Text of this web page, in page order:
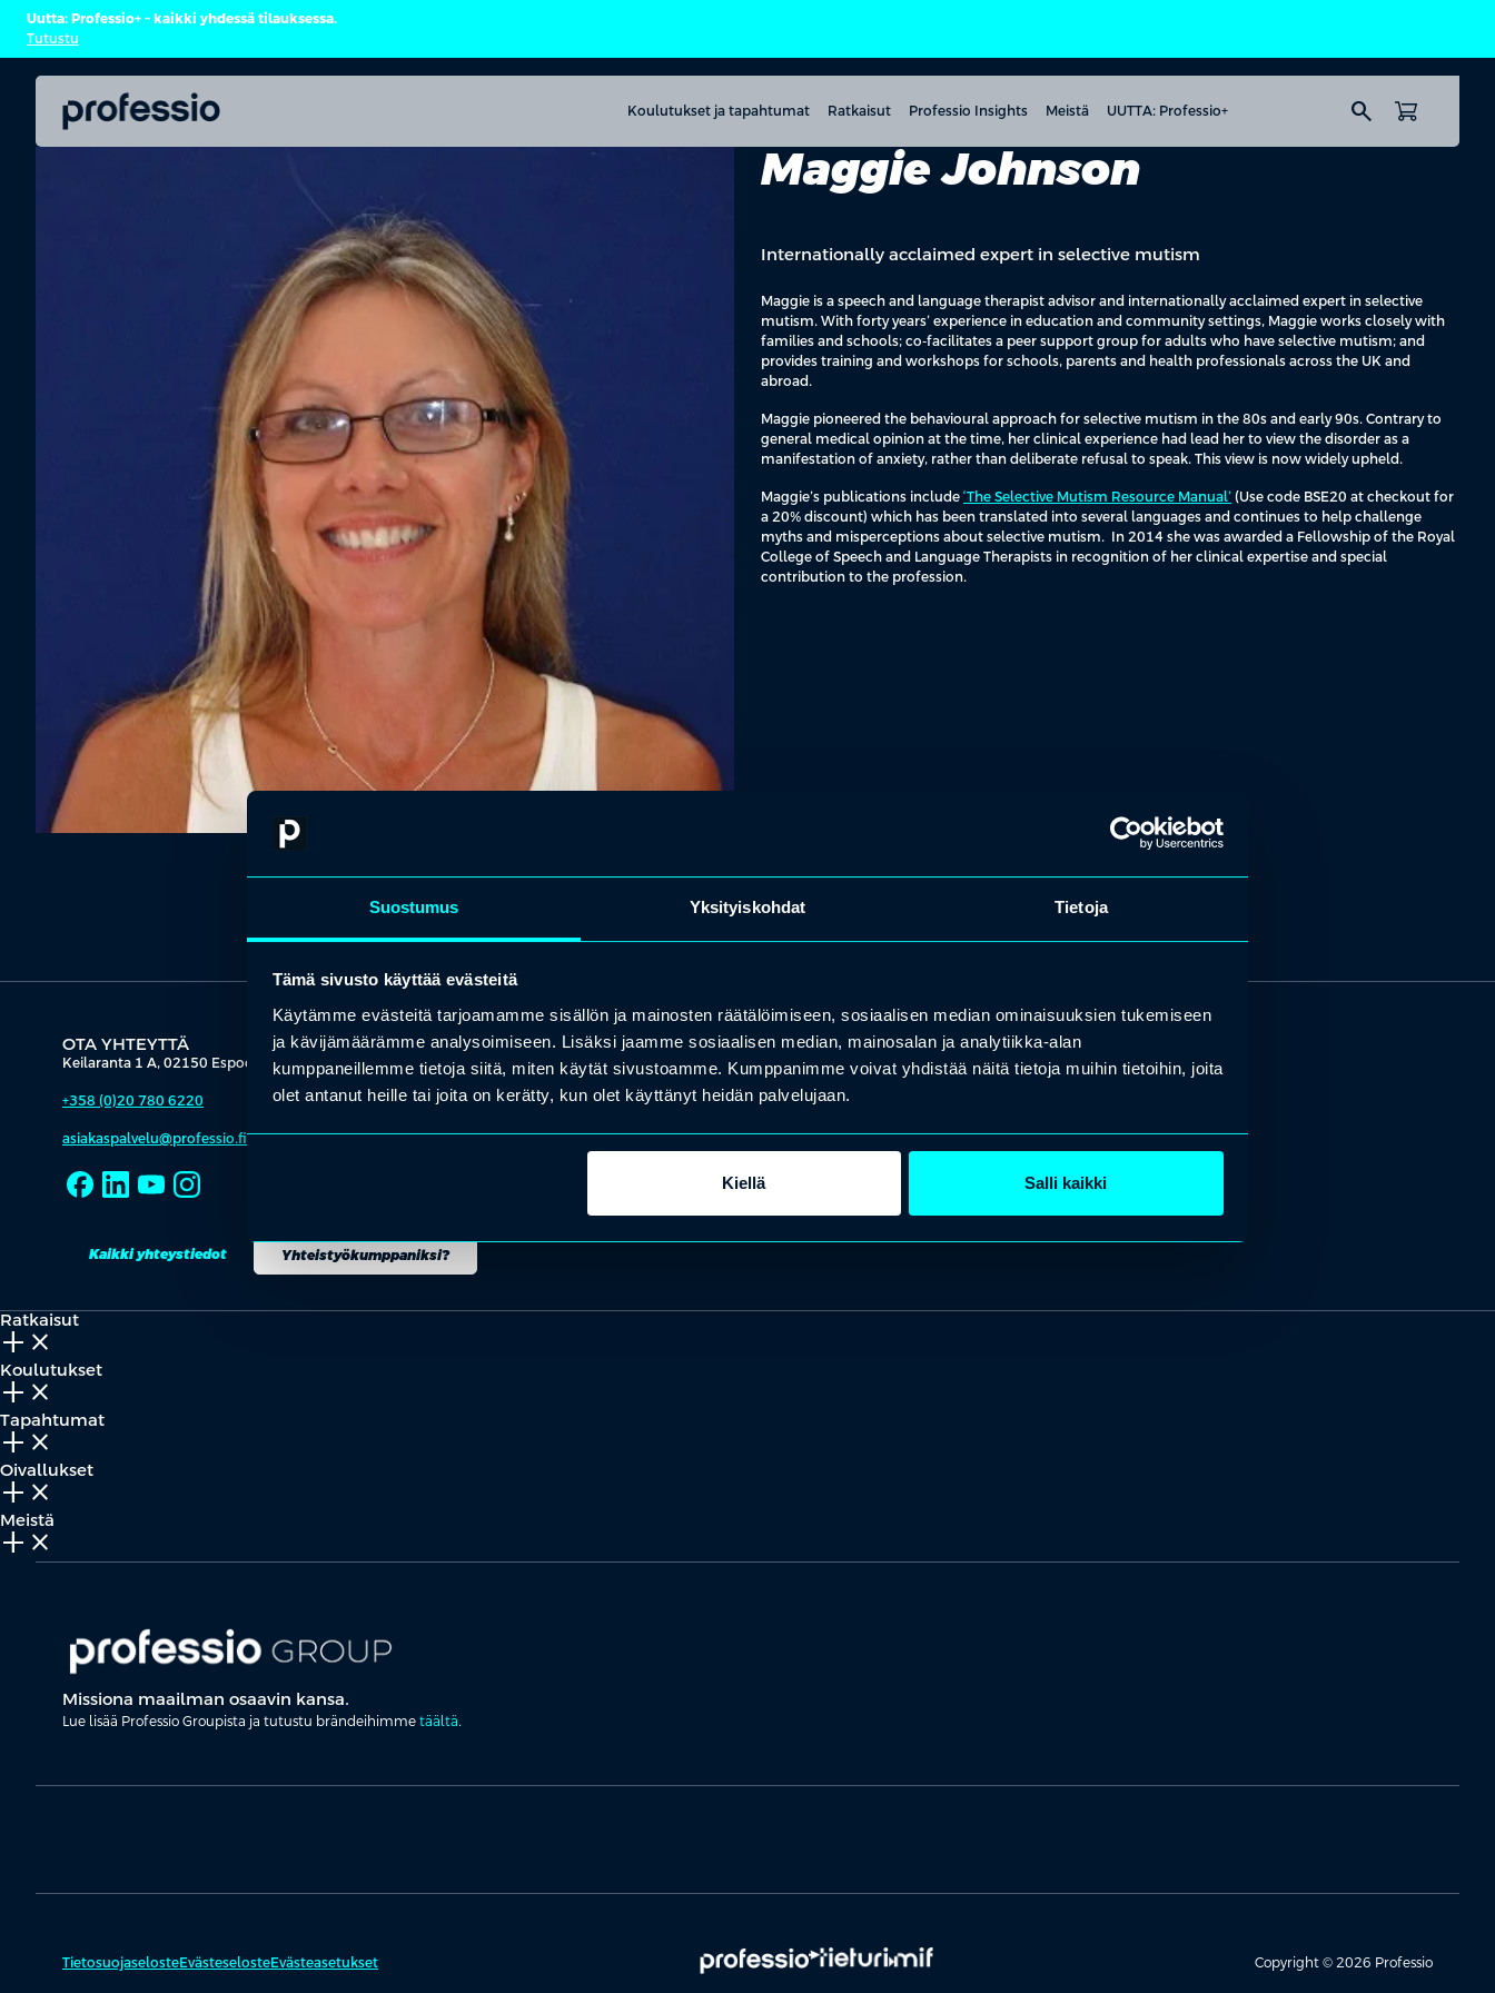
Suostumus Yksityiskohdat Tietoja
Tämä sivusto käyttää evästeitä
Käytämme evästeitä tarjoamamme sisällön ja mainosten räätälöimiseen, sosiaalisen median ominaisuuksien tukemiseen
ja kävijämäärämme analysoimiseen. Lisäksi jaamme sosiaalisen median, mainosalan ja analytiikka-alan
kumppaneillemme tietoja siitä, miten käytät sivustoamme. Kumppanimme voivat yhdistää näitä tietoja muihin tietoihin, joita
olet antanut heille tai joita on kerätty, kun olet käyttänyt heidän palvelujaan.
Kiellä Salli kaikki
Uutta: Professio+ – kaikki yhdessä tilauksessa.
Tutustu
Koulutukset ja tapahtumat Ratkaisut Professio Insights Meistä UUTTA: Professio+ search
Maggie Johnson
Internationally acclaimed expert in selective mutism
Maggie is a speech and language therapist advisor and internationally acclaimed expert in selective
mutism. With forty years’ experience in education and community settings, Maggie works closely with
families and schools; co-facilitates a peer support group for adults who have selective mutism; and
provides training and workshops for schools, parents and health professionals across the UK and
abroad.
Maggie pioneered the behavioural approach for selective mutism in the 80s and early 90s. Contrary to
general medical opinion at the time, her clinical experience had lead her to view the disorder as a
manifestation of anxiety, rather than deliberate refusal to speak. This view is now widely upheld.
Maggie’s publications include ‘The Selective Mutism Resource Manual’ (Use code BSE20 at checkout for
a 20% discount) which has been translated into several languages and continues to help challenge
myths and misperceptions about selective mutism. In 2014 she was awarded a Fellowship of the Royal
College of Speech and Language Therapists in recognition of her clinical expertise and special
contribution to the profession.
OTA YHTEYTTÄ
Keilaranta 1 A, 02150 Espoo
+358 (0)20 780 6220
asiakaspalvelu@professio.fi
Kaikki yhteystiedot Yhteistyökumppaniksi?
Ratkaisut
add_2 close
Koulutukset
add_2 close
Tapahtumat
add_2 close
Oivallukset
add_2 close
Meistä
add_2 close
Missiona maailman osaavin kansa.
Lue lisää Professio Groupista ja tutustu brändeihimme täältä.
TietosuojaselosteEvästeselosteEvästeasetukset Copyright © 2026 Professio